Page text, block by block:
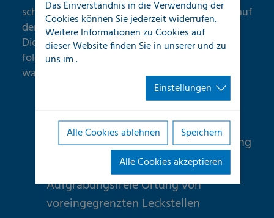
schnell, kompetent und individuell, mit einem auf
den Kunden zugeschnittenen
Dienstleistungsangebot. Im Detail bieten wir
folgende Unterstützung bei Schäden an
wasserführenden Rohrleitungen:
Feststellung und Qualifizierung von
Wasserverlusten
Rohrnetzüberprüfung und Eingrenzung
der Leckstellen
Aufgrabungsfreie Ortung von
voreingegrenzten Leckstellen
Das Einverständnis in die Verwendung der
Cookies können Sie jederzeit widerrufen.
Weitere Informationen zu Cookies auf
dieser Website finden Sie in unsererund zu
uns im.
Einstellungen
Alle Cookies ablehnen
Speichern
Alle Cookies akzeptieren